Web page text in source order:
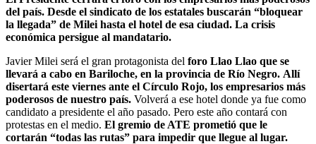
del país. Desde el sindicato de los estatales buscarán “bloquear
la llegada” de Milei hasta el hotel de esa ciudad. La crisis
económica persigue al mandatario.
Javier Milei será el gran protagonista del foro Llao Llao que se
llevará a cabo en Bariloche, en la provincia de Río Negro. Allí
disertará este viernes ante el Círculo Rojo, los empresarios más
poderosos de nuestro país. Volverá a ese hotel donde ya fue como
candidato a presidente el año pasado. Pero este año contará con
protestas en el medio. El gremio de ATE prometió que le
cortarán “todas las rutas” para impedir que llegue al lugar.